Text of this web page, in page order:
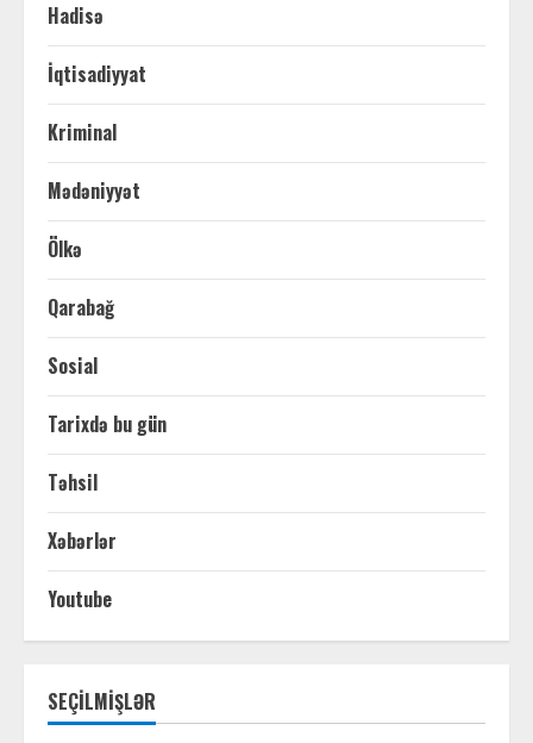
Hadisə
İqtisadiyyat
Kriminal
Mədəniyyət
Ölkə
Qarabağ
Sosial
Tarixdə bu gün
Təhsil
Xəbərlər
Youtube
SEÇİLMİŞLƏR